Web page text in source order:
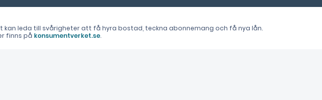
kan leda till svårigheter att få hyra bostad, teckna abonnemang och få nya lån.
finns på konsumentverket.se.